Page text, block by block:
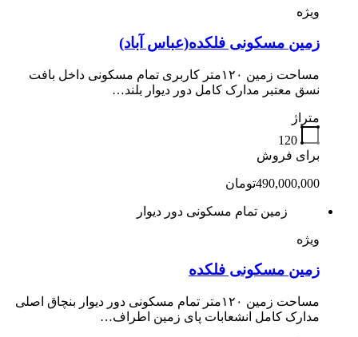
ویژه
زمین مسکونی فلکده(عباس آباد)
مساحت زمین ۱۲۰متر کاربری تمام مسکونی داخل بافت
نسق معتبر مدارک کامل دور دیوار بلند…
متراژ
120
برای فروش
490,000,000تومان
زمین تمام مسکونی دور دیوار
ویژه
زمین مسکونی فلکده
مساحت زمین ۱۲۰متر تمام مسکونی دور دیوار بنچاق اصلی
مدارک کامل انشعابات پای زمین اطراف…